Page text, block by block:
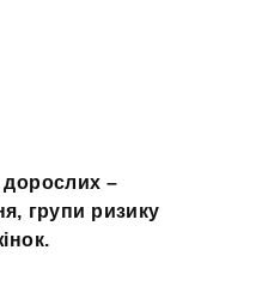
дорослих –
групи ризику